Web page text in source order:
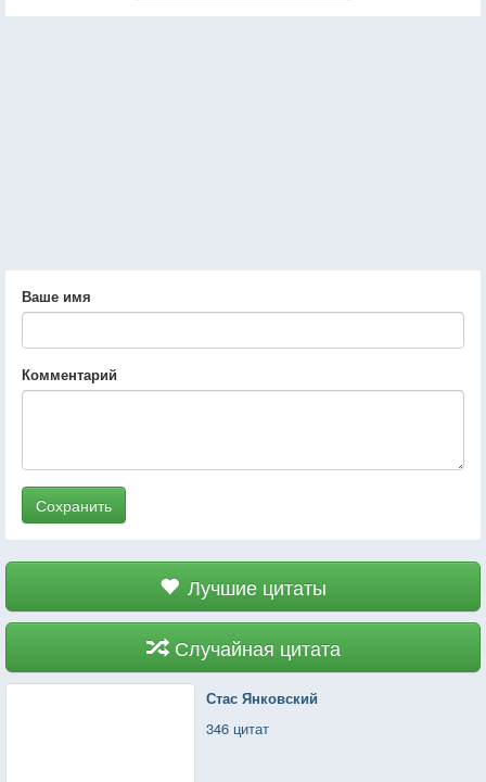
Ваше имя
Комментарий
Сохранить
Лучшие цитаты
Случайная цитата
Стас Янковский
346 цитат